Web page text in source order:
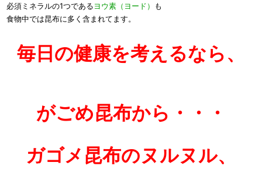
必須ミネラルの1つであるヨウ素（ヨード）
も
食物中では昆布に多く含まれてます。
毎日の健康を考えるなら、
がごめ昆布から・・・
ガゴメ昆布のヌルヌル、